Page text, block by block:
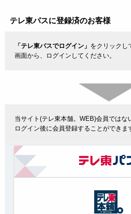
テレ東パスに登録済のお客様
「テレ東パスでログイン」 をクリックし
画面から、ログインしてください。
当サイト(テレ東本舗。WEB)会員ではな
ログイン後に会員登録することができま